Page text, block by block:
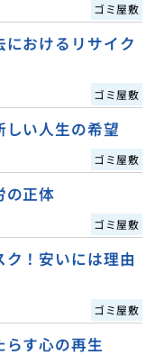
ゴミ屋敷
おけるリサイク
ゴミ屋敷
い人生の希望
ゴミ屋敷
の正体
ゴミ屋敷
！安いには理由
ゴミ屋敷
らす心の再生